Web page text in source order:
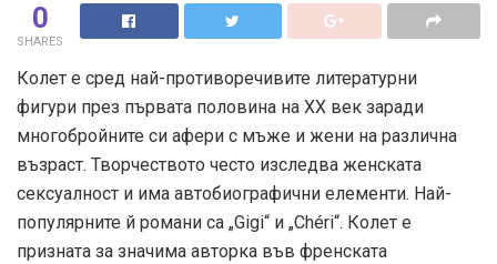
0
SHARES
Колет е сред най-противоречивите литературни
фигури през първата половина на ХХ век заради
многобройните си афери с мъже и жени на различна
възраст. Творчеството често изследва женската
сексуалност и има автобиографични елементи. Най-
популярните й романи са „Gigi“ и „Chéri“. Колет е
призната за значима авторка във френската